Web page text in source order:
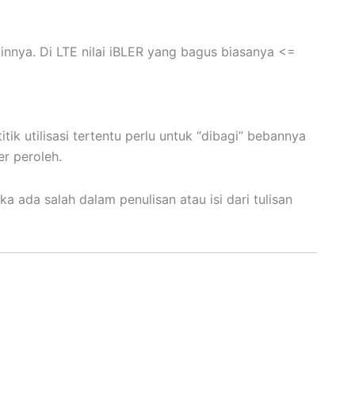
Di LTE nilai iBLER yang bagus biasanya <=
utilisasi tertentu perlu untuk “dibagi” bebannya
peroleh.
ada salah dalam penulisan atau isi dari tulisan